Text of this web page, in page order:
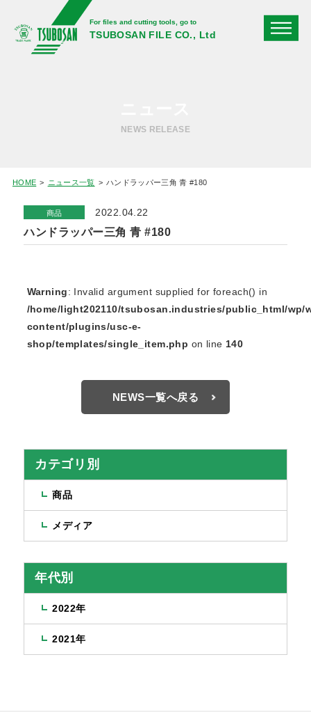
For files and cutting tools, go to
TSUBOSAN FILE CO., Ltd
NEWS RELEASE
HOME ニュース一覧 ハンドラッパー三角 青 #180
商品 2022.04.22
ハンドラッパー三角 青 #180
Warning: Invalid argument supplied for foreach() in
/home/light202110/tsubosan.industries/public_html/wp/
content/plugins/usc-e-
shop/templates/single_item.php on line 140
NEWS一覧へ戻る
カテゴリ別
商品
メディア
年代別
2022年
2021年